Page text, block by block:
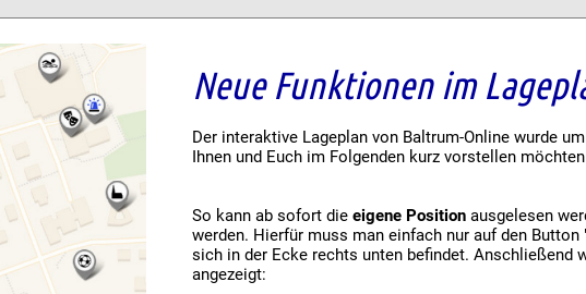
Neue Funktionen im
Der interaktive Lageplan von Baltrum-Online wurde
Ihnen und Euch im Folgenden kurz vorstellen
So kann ab sofort dieeigene Position ausgelesen
werden. Hierfür muss man einfach nur auf den
sich in der Ecke rechts unten befindet. Anschließend
angezeigt: